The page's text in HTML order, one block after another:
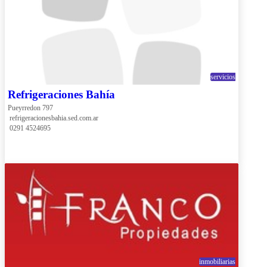
servicios
Refrigeraciones Bahía
Pueyrredon 797
refrigeracionesbahia.sed.com.ar
0291 4524695
inmobiliarias